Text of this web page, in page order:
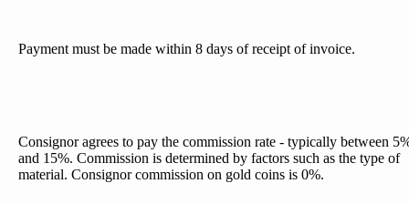
Payment must be made within 8 days of receipt of invoice.
Consignor agrees to pay the commission rate - typically between
and 15%. Commission is determined by factors such as the type of
material. Consignor commission on gold coins is 0%.